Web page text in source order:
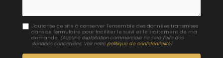
J'autorise ce site à conserver l'ensemble des données transmises
dans ce formulaire pour faciliter le suivi et le traitement de ma
demande. (Aucune exploitation commerciale ne sera faite des
données concervées. Voir notre politique de confidentialité)